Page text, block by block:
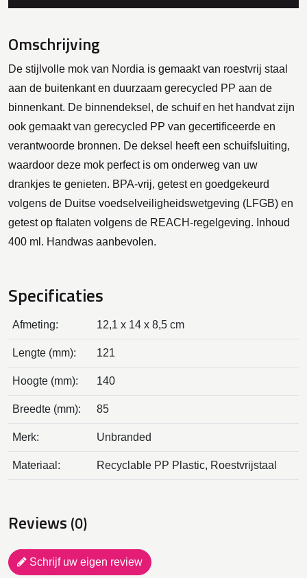
Omschrijving
De stijlvolle mok van Nordia is gemaakt van roestvrij staal
aan de buitenkant en duurzaam gerecycled PP aan de
binnenkant. De binnendeksel, de schuif en het handvat zijn
ook gemaakt van gerecycled PP van gecertificeerde en
verantwoorde bronnen. De deksel heeft een schuifsluiting,
waardoor deze mok perfect is om onderweg van uw
drankjes te genieten. BPA-vrij, getest en goedgekeurd
volgens de Duitse voedselveiligheidswetgeving (LFGB) en
getest op ftalaten volgens de REACH-regelgeving. Inhoud
400 ml. Handwas aanbevolen.
Specificaties
Afmeting: 12,1 x 14 x 8,5 cm
Lengte (mm): 121
Hoogte (mm): 140
Breedte (mm): 85
Merk: Unbranded
Materiaal: Recyclable PP Plastic, Roestvrijstaal
Reviews (0)
Schrijf uw eigen review